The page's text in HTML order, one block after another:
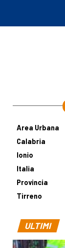
Area Urbana
Calabria
Ionio
Italia
Provincia
Tirreno
ULTIMI